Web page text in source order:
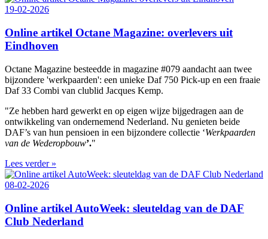
19-02-2026
Online artikel Octane Magazine: overlevers uit
Eindhoven
Octane Magazine besteedde in magazine #079 aandacht aan twee
bijzondere 'werkpaarden': een unieke Daf 750 Pick-up en een fraaie
Daf 33 Combi van clublid Jacques Kemp.
"Ze hebben hard gewerkt en op eigen wijze bijgedragen aan de
ontwikkeling van ondernemend Nederland. Nu genieten beide
DAF’s van hun pensioen in een bijzondere collectie ‘Werkpaarden
van de Wederopbouw’."
Lees verder »
08-02-2026
Online artikel AutoWeek: sleuteldag van de DAF
Club Nederland